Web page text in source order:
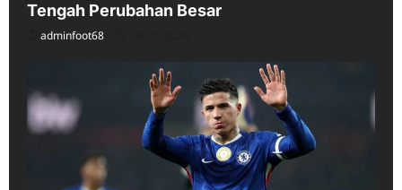
Tengah Perubahan Besar
adminfoot68